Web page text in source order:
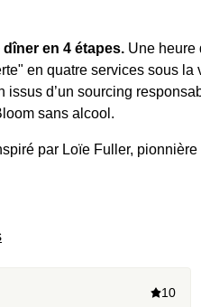
en 4 étapes. Une heure
en quatre services sous
issus d’un sourcing
sans alcool.
par Loïe Fuller,
10